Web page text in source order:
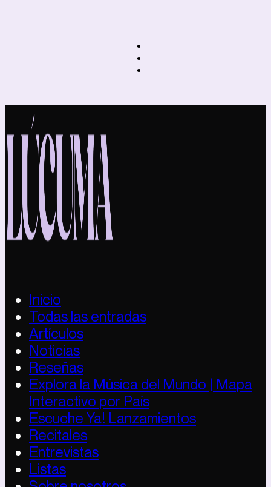
Inicio
Todas las entradas
Artículos
Noticias
Reseñas
Explora la Música del Mundo | Mapa
Interactivo por País
Escuche Ya! Lanzamientos
Recitales
Entrevistas
Listas